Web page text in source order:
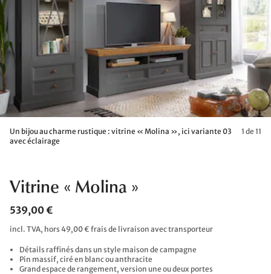
Un bijou au charme rustique : vitrine « Molina », ici variante 03
avec éclairage
1 de 11
Vitrine « Molina »
539,00 €
incl. TVA, hors 49,00 € frais de livraison avec transporteur
Détails raffinés dans un style maison de campagne
Pin massif, ciré en blanc ou anthracite
Grand espace de rangement, version une ou deux portes